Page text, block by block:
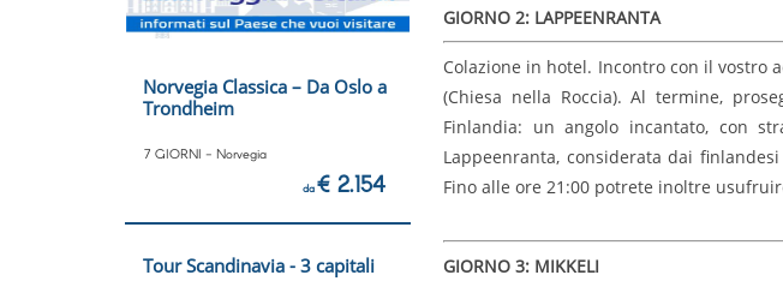
GIORNO 2: LAPPEENRANTA
Colazione in hotel. Incontro con il vostro
(Chiesa nella Roccia). Al termine,
Finlandia: un angolo incantato, con
Lappeenranta, considerata dai
Fino alle ore 21:00 potrete inoltre
GIORNO 3: MIKKELI
Norvegia Classica – Da Oslo a
Trondheim
7 GIORNI - Norvegia
da€ 2.154
Tour Scandinavia - 3 capitali